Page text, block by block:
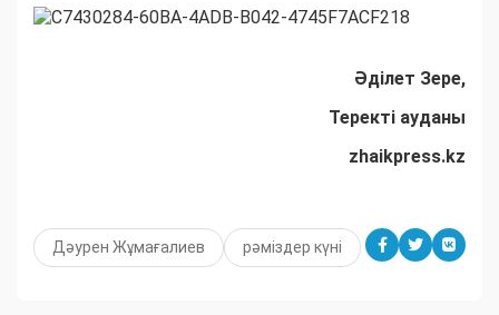
Әділет Зере,
Теректі ауданы
zhaikpress.kz
Дәурен Жұмағалиев рәміздер күні